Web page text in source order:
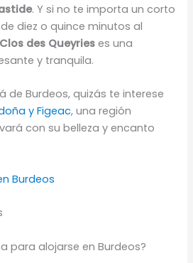
. Y si no te importa un corto
diez o quince minutos al
des Queyrieses una
y tranquila.
de Burdeos, quizás te interese
y Figeac, una región
con su belleza y encanto
Burdeos
para alojarse en Burdeos?